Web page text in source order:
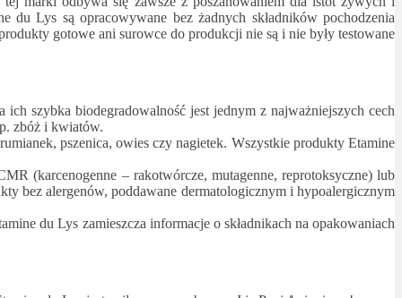
Lys są opracowywane bez żadnych składników pochodzenia
gotowe ani surowce do produkcji nie są i nie były testowane
szybka biodegradowalność jest jednym z najważniejszych cech
zbóż i kwiatów.
pszenica, owies czy nagietek. Wszystkie produkty Etamine
(karcenogenne – rakotwórcze, mutagenne, reprotoksyczne) lub
bez alergenów, poddawane dermatologicznym i hypoalergicznym
du Lys zamieszcza informacje o składnikach na opakowaniach